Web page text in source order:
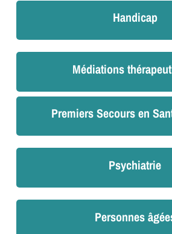
Handicap
Médiations
Premiers Secours en
Psychiatrie
Personnes